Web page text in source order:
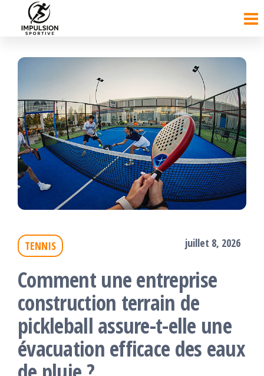
contenu
TENNIS juillet 8, 2026
Comment une entreprise
construction terrain de
pickleball assure-t-elle une
évacuation efficace des eaux